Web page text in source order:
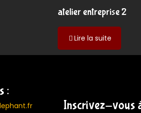
atelier entreprise 2
Lire la suite
atelier
:
Inscrivez-vous